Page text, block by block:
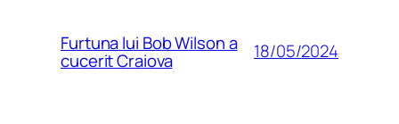
Furtuna lui Bob Wilson a
cucerit Craiova 18/05/2024